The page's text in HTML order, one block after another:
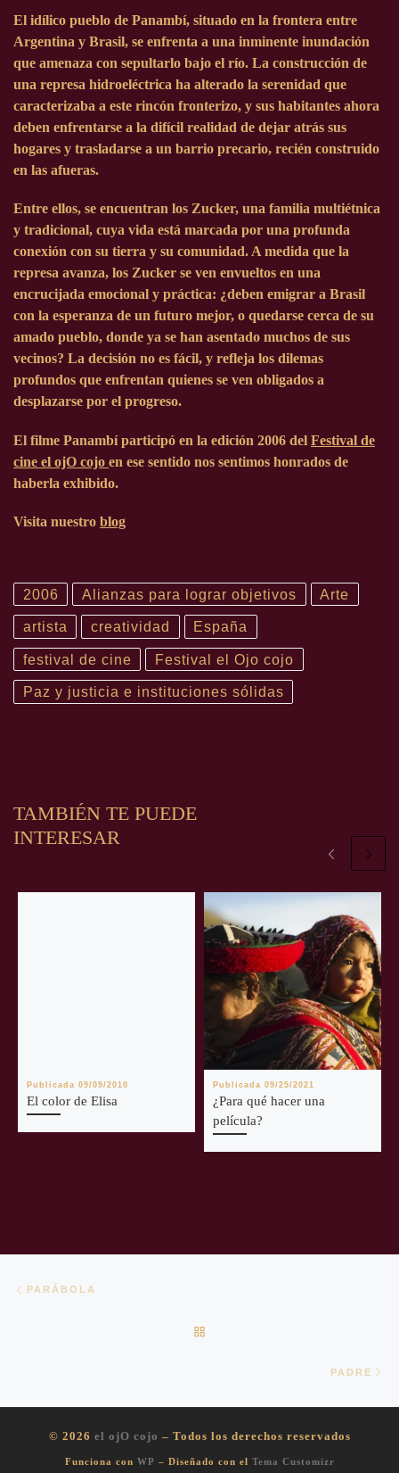
El idílico pueblo de Panambí, situado en la frontera entre
Argentina y Brasil, se enfrenta a una inminente inundación
que amenaza con sepultarlo bajo el río. La construcción de
una represa hidroeléctrica ha alterado la serenidad que
caracterizaba a este rincón fronterizo, y sus habitantes ahora
deben enfrentarse a la difícil realidad de dejar atrás sus
hogares y trasladarse a un barrio precario, recién construido
en las afueras.
Entre ellos, se encuentran los Zucker, una familia multiétnica
y tradicional, cuya vida está marcada por una profunda
conexión con su tierra y su comunidad. A medida que la
represa avanza, los Zucker se ven envueltos en una
encrucijada emocional y práctica: ¿deben emigrar a Brasil
con la esperanza de un futuro mejor, o quedarse cerca de su
amado pueblo, donde ya se han asentado muchos de sus
vecinos? La decisión no es fácil, y refleja los dilemas
profundos que enfrentan quienes se ven obligados a
desplazarse por el progreso.
El filme Panambí participó en la edición 2006 del Festival de
cine el ojO cojo en ese sentido nos sentimos honrados de
haberla exhibido.
Visita nuestro blog
2006 Alianzas para lograr objetivos Arte
artista creatividad España
festival de cine Festival el Ojo cojo
Paz y justicia e instituciones sólidas
TAMBIÉN TE PUEDE
INTERESAR
Publicada09/09/2010
El color de Elisa
Publicada09/25/2021
¿Para qué hacer una
película?
PARÁBOLA
PADRE
© 2026 el ojO cojo – Todos los derechos reservados
Funciona con WP – Diseñado con el Tema Customizr